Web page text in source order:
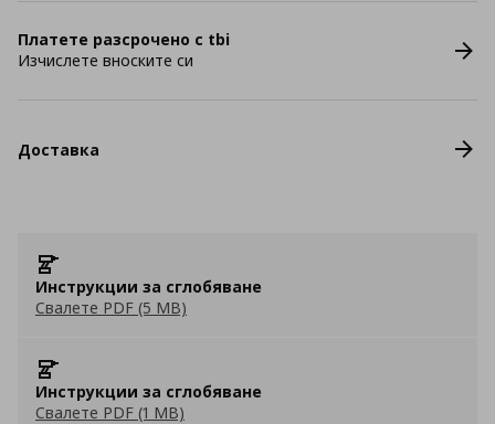
Платете разсрочено с tbi
Изчислете вноските си
Доставка
Инструкции за сглобяване
Свалете PDF (5 MB)
Инструкции за сглобяване
Свалете PDF (1 MB)